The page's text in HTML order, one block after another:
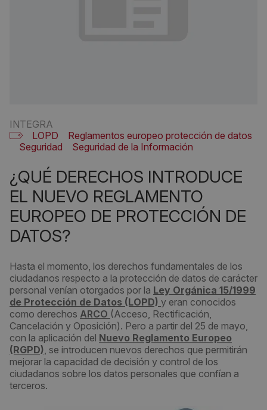
INTEGRA
LOPD
Reglamentos europeo protección de datos
Seguridad
Seguridad de la Información
¿QUÉ DERECHOS INTRODUCE
EL NUEVO REGLAMENTO
EUROPEO DE PROTECCIÓN DE
DATOS?
Hasta el momento, los derechos fundamentales de los
ciudadanos respecto a la protección de datos de carácter
personal venían otorgados por la Ley Orgánica 15/1999
de Protección de Datos (LOPD) y eran conocidos
como derechos ARCO (Acceso, Rectificación,
Cancelación y Oposición). Pero a partir del 25 de mayo,
con la aplicación del Nuevo Reglamento Europeo
(RGPD), se introducen nuevos derechos que permitirán
mejorar la capacidad de decisión y control de los
ciudadanos sobre los datos personales que confían a
terceros.